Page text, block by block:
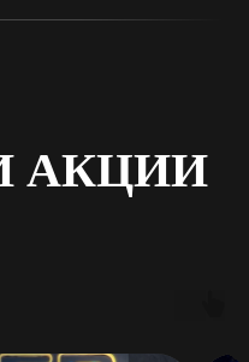
АКЦИИ